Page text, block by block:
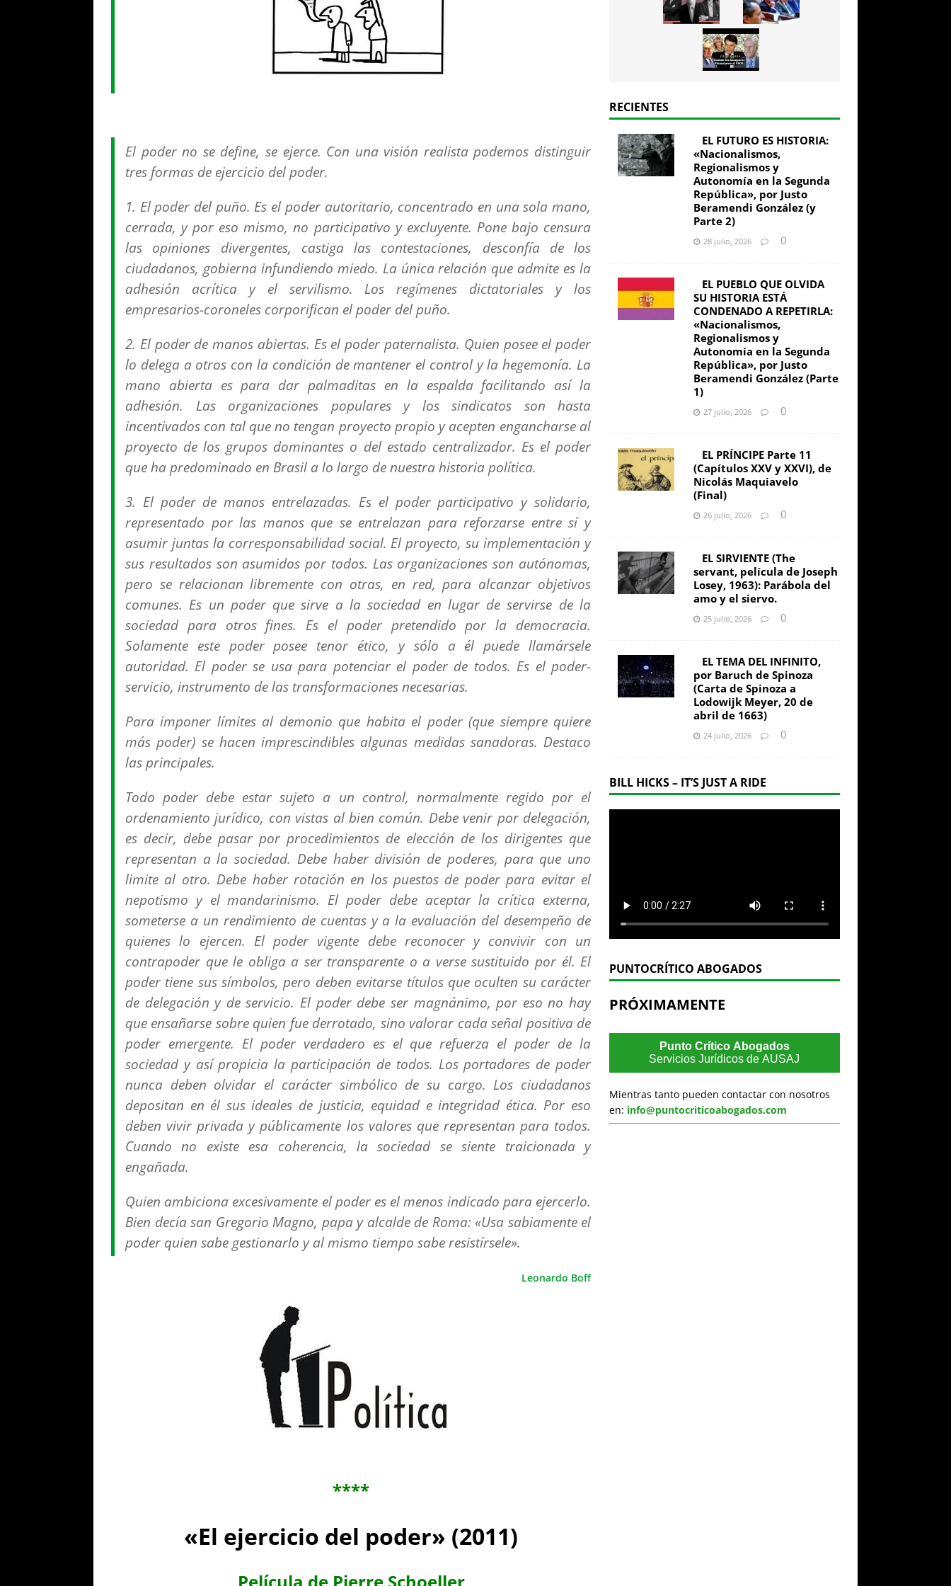
El poder no se define, se ejerce. Con una visión realista podemos distinguir
tres formas de ejercicio del poder.
1. El poder del puño. Es el poder autoritario, concentrado en una sola mano,
cerrada, y por eso mismo, no participativo y excluyente. Pone bajo censura
las opiniones divergentes, castiga las contestaciones, desconfía de los
ciudadanos, gobierna infundiendo miedo. La única relación que admite es la
adhesión acrítica y el servilismo. Los regímenes dictatoriales y los
empresarios-coroneles corporifican el poder del puño.
2. El poder de manos abiertas. Es el poder paternalista. Quien posee el poder
lo delega a otros con la condición de mantener el control y la hegemonía. La
mano abierta es para dar palmaditas en la espalda facilitando así la
adhesión. Las organizaciones populares y los sindicatos son hasta
incentivados con tal que no tengan proyecto propio y acepten engancharse al
proyecto de los grupos dominantes o del estado centralizador. Es el poder
que ha predominado en Brasil a lo largo de nuestra historia política.
3. El poder de manos entrelazadas. Es el poder participativo y solidario,
representado por las manos que se entrelazan para reforzarse entre sí y
asumir juntas la corresponsabilidad social. El proyecto, su implementación y
sus resultados son asumidos por todos. Las organizaciones son autónomas,
pero se relacionan libremente con otras, en red, para alcanzar objetivos
comunes. Es un poder que sirve a la sociedad en lugar de servirse de la
sociedad para otros fines. Es el poder pretendido por la democracia.
Solamente este poder posee tenor ético, y sólo a él puede llamársele
autoridad. El poder se usa para potenciar el poder de todos. Es el poder-
servicio, instrumento de las transformaciones necesarias.
Para imponer límites al demonio que habita el poder (que siempre quiere
más poder) se hacen imprescindibles algunas medidas sanadoras. Destaco
las principales.
Todo poder debe estar sujeto a un control, normalmente regido por el
ordenamiento jurídico, con vistas al bien común. Debe venir por delegación,
es decir, debe pasar por procedimientos de elección de los dirigentes que
representan a la sociedad. Debe haber división de poderes, para que uno
limite al otro. Debe haber rotación en los puestos de poder para evitar el
nepotismo y el mandarinismo. El poder debe aceptar la crítica externa,
someterse a un rendimiento de cuentas y a la evaluación del desempeño de
quienes lo ejercen. El poder vigente debe reconocer y convivir con un
contrapoder que le obliga a ser transparente o a verse sustituido por él. El
poder tiene sus símbolos, pero deben evitarse títulos que oculten su carácter
de delegación y de servicio. El poder debe ser magnánimo, por eso no hay
que ensañarse sobre quien fue derrotado, sino valorar cada señal positiva de
poder emergente. El poder verdadero es el que refuerza el poder de la
sociedad y así propicia la participación de todos. Los portadores de poder
nunca deben olvidar el carácter simbólico de su cargo. Los ciudadanos
depositan en él sus ideales de justicia, equidad e integridad ética. Por eso
deben vivir privada y públicamente los valores que representan para todos.
Cuando no existe esa coherencia, la sociedad se siente traicionada y
engañada.
Quien ambiciona excesivamente el poder es el menos indicado para ejercerlo.
Bien decía san Gregorio Magno, papa y alcalde de Roma: «Usa sabiamente el
poder quien sabe gestionarlo y al mismo tiempo sabe resistírsele».
Leonardo Boff
****
«El ejercicio del poder» (2011)
Película de Pierre Schoeller
RECIENTES
EL FUTURO ES HISTORIA:
«Nacionalismos,
Regionalismos y
Autonomía en la Segunda
República», por Justo
Beramendi González (y
Parte 2)
28 julio, 2026 0
EL PUEBLO QUE OLVIDA
SU HISTORIA ESTÁ
CONDENADO A REPETIRLA:
«Nacionalismos,
Regionalismos y
Autonomía en la Segunda
República», por Justo
Beramendi González (Parte
1)
27 julio, 2026 0
EL PRÍNCIPE Parte 11
(Capítulos XXV y XXVI), de
Nicolás Maquiavelo
(Final)
26 julio, 2026 0
EL SIRVIENTE (The
servant, película de Joseph
Losey, 1963): Parábola del
amo y el siervo.
25 julio, 2026 0
EL TEMA DEL INFINITO,
por Baruch de Spinoza
(Carta de Spinoza a
Lodowijk Meyer, 20 de
abril de 1663)
24 julio, 2026 0
BILL HICKS – IT’S JUST A RIDE
PUNTOCRÍTICO ABOGADOS
PRÓXIMAMENTE
Punto Crítico Abogados
Servicios Jurídicos de AUSAJ
Mientras tanto pueden contactar con nosotros
en: info@puntocriticoabogados.com